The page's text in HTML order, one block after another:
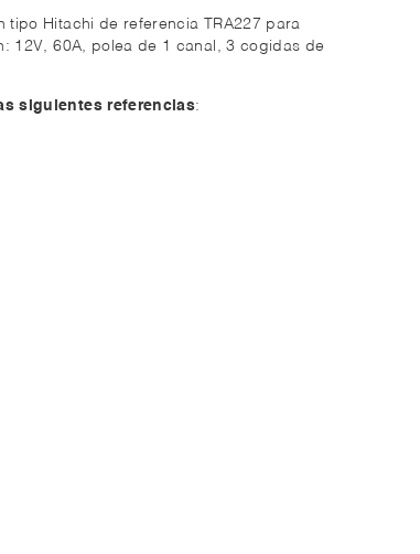
Hitachi de referencia TRA227 para
12V, 60A, polea de 1 canal, 3 cogidas de
siguientes referencias: